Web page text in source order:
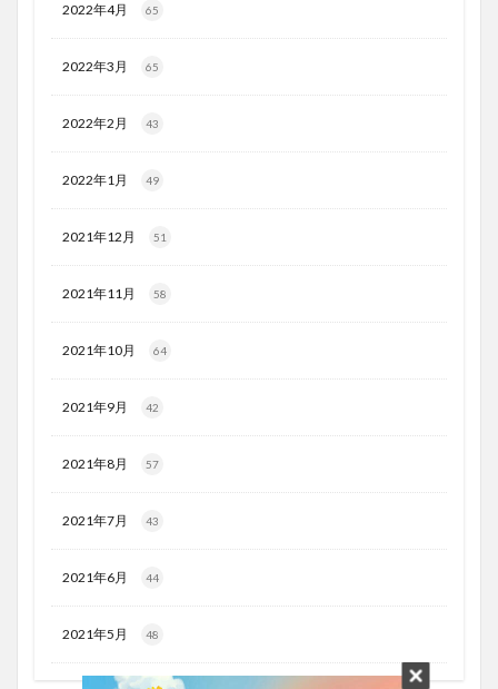
2022年4月 65
2022年3月 65
2022年2月 43
2022年1月 49
2021年12月 51
2021年11月 58
2021年10月 64
2021年9月 42
2021年8月 57
2021年7月 43
2021年6月 44
2021年5月 48